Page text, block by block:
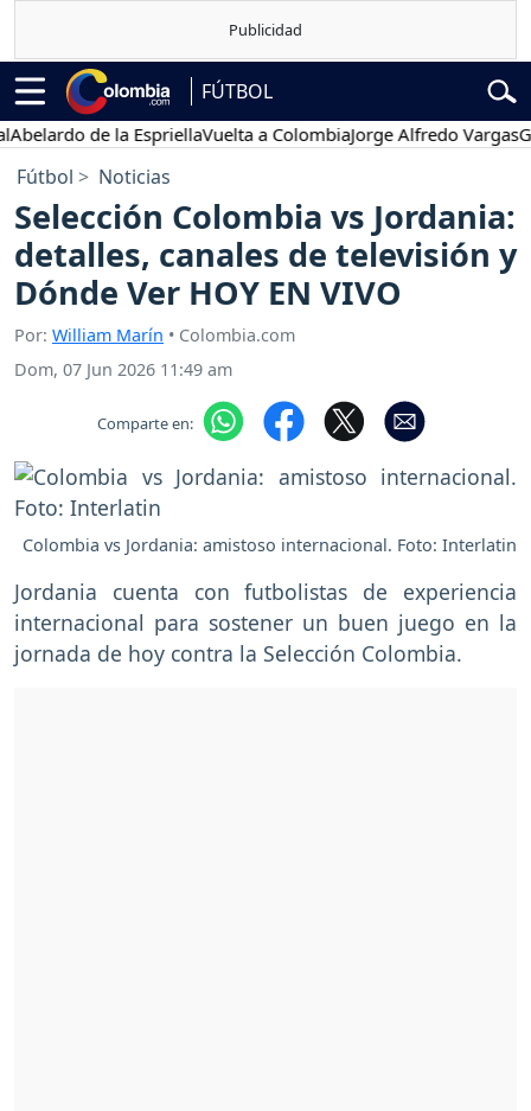
FÚTBOL
de la EspriellaVuelta a ColombiaJorge Alfredo Vargas
Fútbol Noticias
Selección Colombia vs Jordania:
detalles, canales de televisión y
Dónde Ver HOY EN VIVO
Por: William Marín • Colombia.com
Dom, 07 Jun 2026 11:49 am
Comparte en:
Colombia vs Jordania: amistoso internacional. Foto: Interlatin
Jordania cuenta con futbolistas de experiencia
internacional para sostener un buen juego en la
jornada de hoy contra la Selección Colombia.